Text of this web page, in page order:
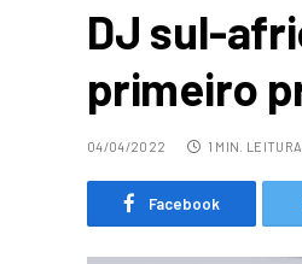
DJ sul-
primeiro
04/04/2022 1 MIN. LEITURA
Facebook